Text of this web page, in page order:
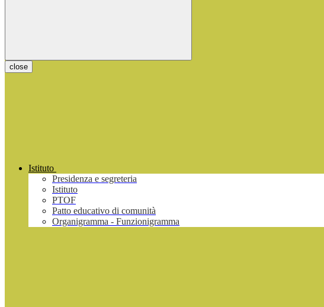
close
Istituto
Presidenza e segreteria
Istituto
PTOF
Patto educativo di comunità
Organigramma - Funzionigramma